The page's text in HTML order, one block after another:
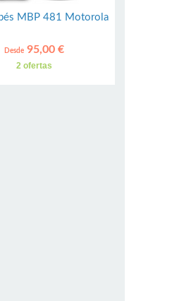
MBP 481 Motorola
Desde 95,00 €
2 ofertas